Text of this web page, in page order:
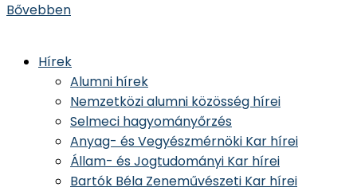
Bővebben
Hírek
Alumni hírek
Nemzetközi alumni közösség hírei
Selmeci hagyományőrzés
Anyag- és Vegyészmérnöki Kar hírei
Állam- és Jogtudományi Kar hírei
Bartók Béla Zeneművészeti Kar hírei